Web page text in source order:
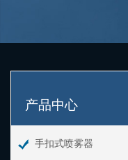
产品中心
手扣式喷雾器